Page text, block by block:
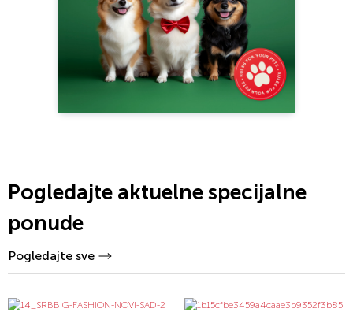
Pogledajte aktuelne specijalne
ponude
Pogledajte sve